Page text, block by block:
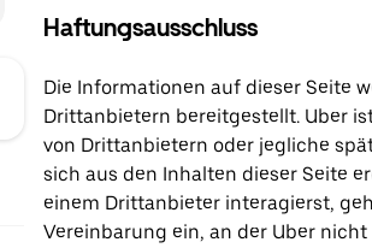
Haftungsausschluss
Die Informationen auf dieser Seite
Drittanbietern bereitgestellt. Uber
von Drittanbietern oder jegliche
sich aus den Inhalten dieser Seite
einem Drittanbieter interagierst,
Vereinbarung ein, an der Uber